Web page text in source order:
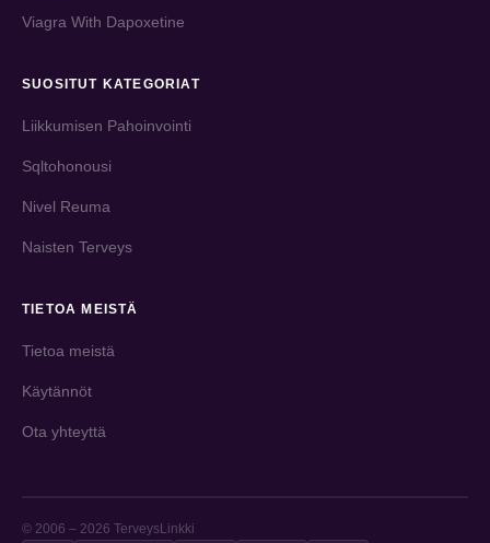
Viagra With Dapoxetine
SUOSITUT KATEGORIAT
Liikkumisen Pahoinvointi
Sqltohonousi
Nivel Reuma
Naisten Terveys
TIETOA MEISTÄ
Tietoa meistä
Käytännöt
Ota yhteyttä
© 2006 – 2026 TerveysLinkki